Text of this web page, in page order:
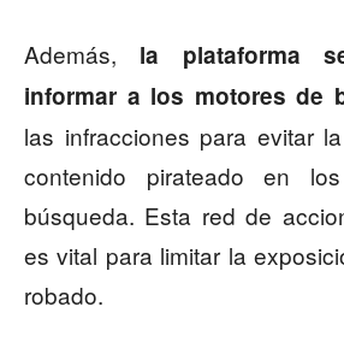
Además, la plataforma
informar a los motores de
las infracciones para evitar
contenido pirateado en
búsqueda. Esta red de
es vital para limitar la
robado.